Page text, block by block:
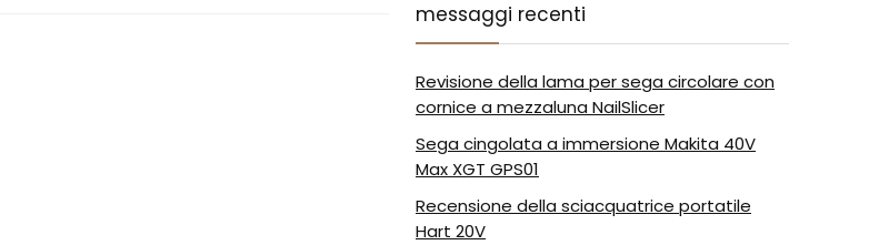
messaggi recenti
Revisione della lama per sega circolare con
cornice a mezzaluna NailSlicer
Sega cingolata a immersione Makita 40V
Max XGT GPS01
Recensione della sciacquatrice portatile
Hart 20V